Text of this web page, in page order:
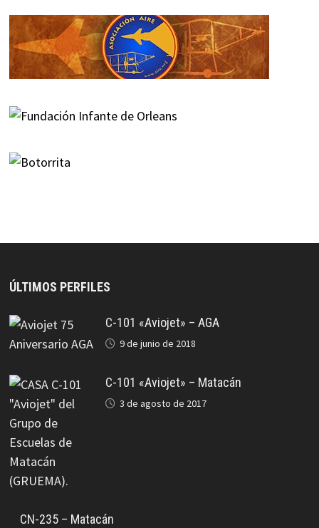
ÚLTIMOS PERFILES
C-101 «Aviojet» – AGA
9 de junio de 2018
C-101 «Aviojet» – Matacán
3 de agosto de 2017
CN-235 – Matacán